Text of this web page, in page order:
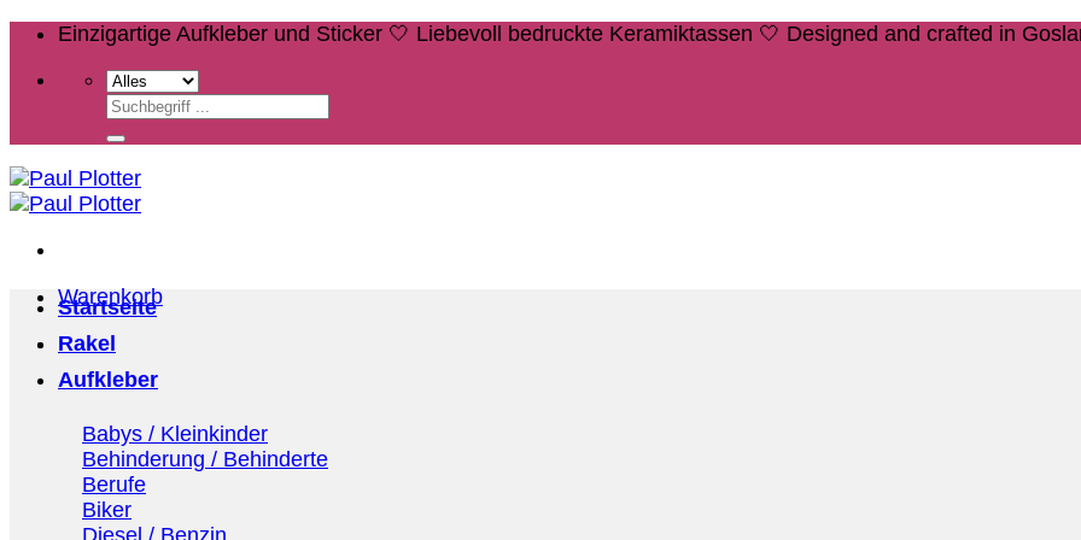
Zum
springen
Einzigartige Aufkleber und Sticker 🤍 Liebevoll bedruckte Keramiktassen 🤍 Designed and crafted in
Suchen
nach:
Warenkorb
Startseite
Rakel
Aufkleber
Babys / Kleinkinder
Behinderung / Behinderte
Berufe
Biker